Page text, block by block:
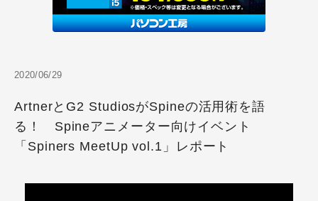
2020/06/29
ArtnerとG2 StudiosがSpineの活用術を語
る！ Spineアニメーター向けイベント
「Spiners MeetUp vol.1」レポート